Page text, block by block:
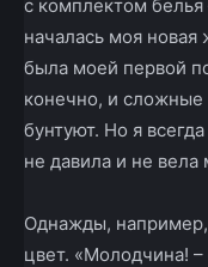
с комплектом
началась моя новая
была моей первой
конечно, и сложные
бунтуют. Но я
не давила и не вела
Однажды,
цвет. «Молодчина! –